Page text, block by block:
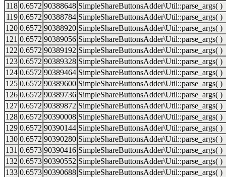
118 0.6572 90388648 SimpleShareButtonsAdder\Util::parse_args( )
119 0.6572 90388784 SimpleShareButtonsAdder\Util::parse_args( )
120 0.6572 90388920 SimpleShareButtonsAdder\Util::parse_args( )
121 0.6572 90389056 SimpleShareButtonsAdder\Util::parse_args( )
122 0.6572 90389192 SimpleShareButtonsAdder\Util::parse_args( )
123 0.6572 90389328 SimpleShareButtonsAdder\Util::parse_args( )
124 0.6572 90389464 SimpleShareButtonsAdder\Util::parse_args( )
125 0.6572 90389600 SimpleShareButtonsAdder\Util::parse_args( )
126 0.6572 90389736 SimpleShareButtonsAdder\Util::parse_args( )
127 0.6572 90389872 SimpleShareButtonsAdder\Util::parse_args( )
128 0.6572 90390008 SimpleShareButtonsAdder\Util::parse_args( )
129 0.6572 90390144 SimpleShareButtonsAdder\Util::parse_args( )
130 0.6572 90390280 SimpleShareButtonsAdder\Util::parse_args( )
131 0.6573 90390416 SimpleShareButtonsAdder\Util::parse_args( )
132 0.6573 90390552 SimpleShareButtonsAdder\Util::parse_args( )
133 0.6573 90390688 SimpleShareButtonsAdder\Util::parse_args( )